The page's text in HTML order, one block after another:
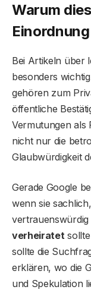
Warum
Bei Artikeln über
besonders
gehören zum
öffentliche
Vermutungen als
nicht nur die
Glaubwürdigkeit
Gerade Google
wenn sie
verheiratetsollte
sollte die
erklären, wo die
und Spekulation